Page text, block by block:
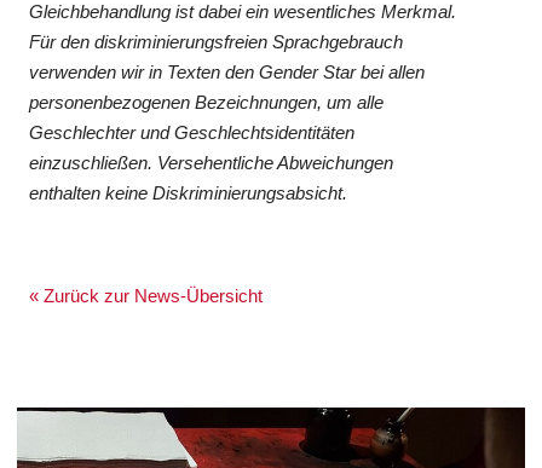
Gleichbehandlung ist dabei ein wesentliches Merkmal.
Für den diskriminierungsfreien Sprachgebrauch
verwenden wir in Texten den Gender Star bei allen
personenbezogenen Bezeichnungen, um alle
Geschlechter und Geschlechtsidentitäten
einzuschließen. Versehentliche Abweichungen
enthalten keine Diskriminierungsabsicht.
« Zurück zur News-Übersicht